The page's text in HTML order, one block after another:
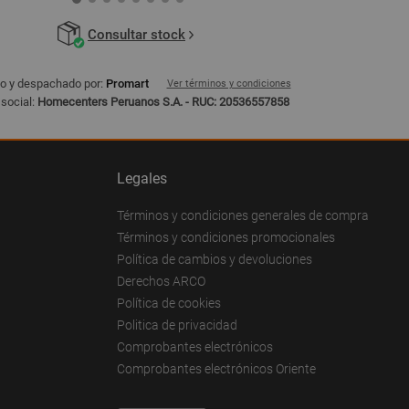
Consultar stock
y despachado por: Promart Ver términos y condiciones
Homecenters Peruanos S.A. - RUC: 20536557858
Legales
Términos y condiciones generales de compra
Términos y condiciones promocionales
Política de cambios y devoluciones
Derechos ARCO
Política de cookies
Politica de privacidad
Comprobantes electrónicos
Comprobantes electrónicos Oriente